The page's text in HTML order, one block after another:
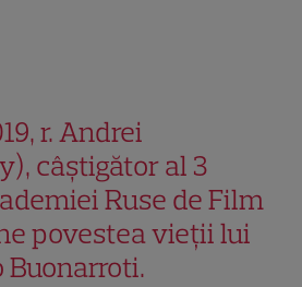
r. Andrei
câștigător al 3
Ruse de Film
povestea vieții lui